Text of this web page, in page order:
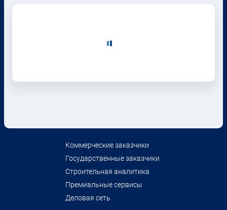
Коммерческие заказчики
Государственные заказчики
Строительная аналитика
Премиальные сервисы
Деловая сеть